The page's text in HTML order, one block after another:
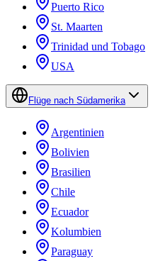
Puerto Rico
St. Maarten
Trinidad und Tobago
USA
Flüge nach Südamerika
Argentinien
Bolivien
Brasilien
Chile
Ecuador
Kolumbien
Paraguay